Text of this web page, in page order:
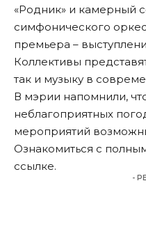
«Родник» и камерный
симфонического
премьера –
Коллективы
так и музыку в
В мэрии напомнили,
неблагоприятных
мероприятий
Ознакомиться с
ссылке.
-